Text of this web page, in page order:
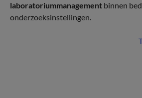
laboratoriummanagement binnen
onderzoeksinstellingen.